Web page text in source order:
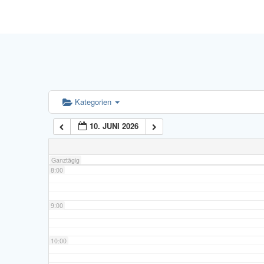
Kategorien
10. JUNI 2026
Ganztägig
6:00
7:00
8:00
9:00
10:00